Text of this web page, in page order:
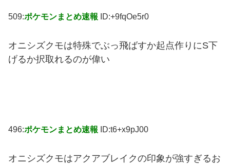
509:ポケモンまとめ速報 ID:+9fqOe5r0
オニシズクモは特殊でぶっ飛ばすか起点作りにS下
げるか択取れるのが偉い
496:ポケモンまとめ速報 ID:t6+x9pJ00
オニシズクモはアクアブレイクの印象が強すぎるお